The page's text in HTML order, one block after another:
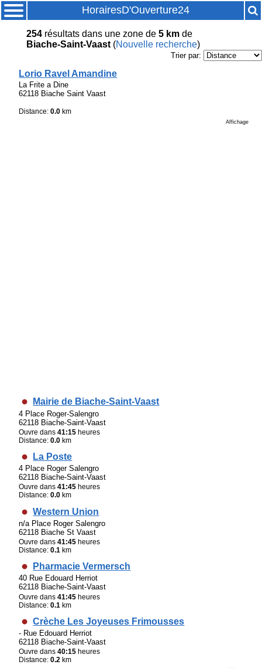
HorairesD'Ouverture24
254résultatsdans une zone de 5 kmde
Biache-Saint-Vaast(Nouvelle recherche)
Trier par:
Lorio Ravel Amandine
La Frite a Dine
62118 Biache Saint Vaast
Distance:0.0 km
Affichage
Mairie de Biache-Saint-Vaast
4 Place Roger-Salengro
62118 Biache-Saint-Vaast
Ouvre dans41:15 heures
Distance:0.0 km
La Poste
4 Place Roger Salengro
62118 Biache-Saint-Vaast
Ouvre dans41:45 heures
Distance:0.0 km
Western Union
n/a Place Roger Salengro
62118 Biache St Vaast
Ouvre dans41:45 heures
Distance:0.1 km
Pharmacie Vermersch
40 Rue Edouard Herriot
62118 Biache-Saint-Vaast
Ouvre dans41:45 heures
Distance:0.1 km
Crèche Les Joyeuses Frimousses
- Rue Edouard Herriot
62118 Biache-Saint-Vaast
Ouvre dans40:15 heures
Distance:0.2 km